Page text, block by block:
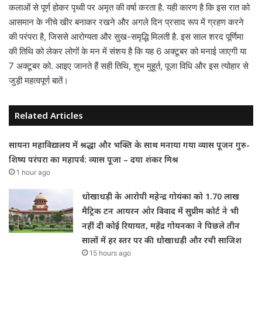
कलाओं से पूर्ण होकर पृथ्वी पर अमृत की वर्षा करता है. यही कारण है कि इस रात को
आसमान के नीचे खीर बनाकर रखने और अगले दिन प्रसाद रूप में ग्रहण करने
की परंपरा है, जिससे आरोग्यता और सुख-समृद्धि मिलती है. इस साल शरद पूर्णिमा
की तिथि को लेकर लोगों के मन में संशय है कि यह 6 अक्टूबर को मनाई जाएगी या
7 अक्टूबर को. आइए जानते हैं सही तिथि, शुभ मुहूर्त, पूजा विधि और इस त्योहार से
जुड़ी महत्वपूर्ण बातें।
Related Articles
सायना महाविद्यालय में श्रद्धा और भक्ति के साथ मनाया गया व्यास पूजन गुरु-
शिष्य परंपरा का महापर्व: व्यास पूजा – दया शंकर मिश्र
1 hour ago
धोखाधड़ी के आरोपी महेन्द्र गोयंका को 1.70 लाख
मैट्रिक टन आयरन ओर विवाद में सुप्रीम कोर्ट ने भी
नहीं दी कोई रियायत, महेंद्र गोयनका ने पिछले तीन
सालों में हर स्तर पर की धोखाधड़ी और रची साजिश
15 hours ago